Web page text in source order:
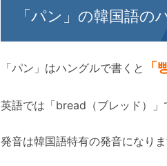
「パン」の韓国語の
「パン」はハングルで書くと 「
英語では「bread（ブレッド）」
発音は韓国語特有の発音になりま